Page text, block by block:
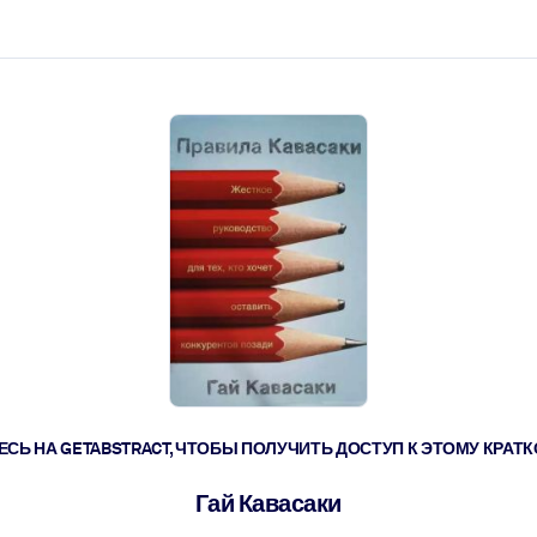
НА GETABSTRACT, ЧТОБЫ ПОЛУЧИТЬ ДОСТУП К ЭТОМУ
Гай Кавасаки